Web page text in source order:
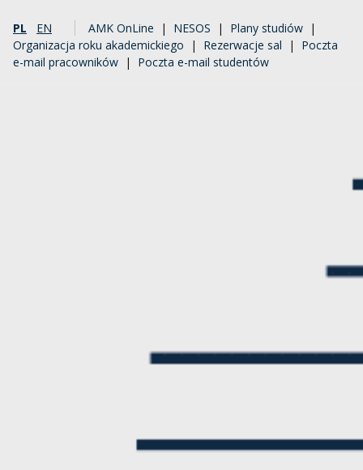
PL EN AMK OnLine | NESOS | Plany studiów |
Organizacja roku akademickiego | Rezerwacje sal | Poczta
e-mail pracowników | Poczta e-mail studentów